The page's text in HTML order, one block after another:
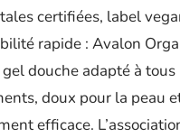
certifiées, label
rapide : Avalon
douche adapté à tous
doux pour la peau
efficace.